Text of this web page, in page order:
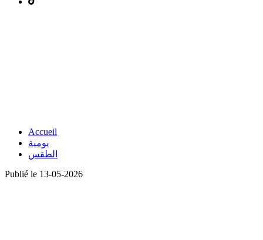
Accueil
يومية
الطقس
Publié le 13-05-2026